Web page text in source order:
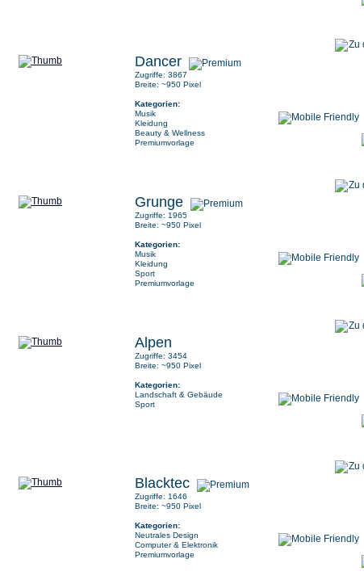
Dancer
Zugriffe: 3867
Breite: ~950 Pixel
Kategorien:
Musik
Kleidung
Beauty & Wellness
Premiumvorlage
Grunge
Zugriffe: 1965
Breite: ~950 Pixel
Kategorien:
Musik
Kleidung
Sport
Premiumvorlage
Alpen
Zugriffe: 3454
Breite: ~950 Pixel
Kategorien:
Landschaft & Gebäude
Sport
Blacktec
Zugriffe: 1646
Breite: ~950 Pixel
Kategorien:
Neutrales Design
Computer & Elektronik
Premiumvorlage